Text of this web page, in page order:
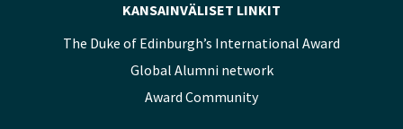
KANSAINVÄLISET LINKIT
The Duke of Edinburgh’s International Award
Global Alumni network
Award Community